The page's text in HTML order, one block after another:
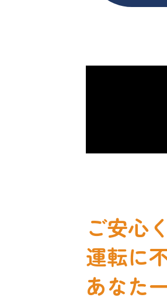
ご安心
運転に
あなた